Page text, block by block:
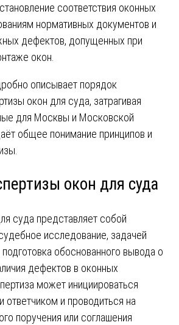
соответствия оконных
нормативных документов и
дефектов, допущенных при
окон.
описывает порядок
окон для суда, затрагивая
для Москвы и Московской
общее понимание принципов и
окон для суда
суда представляет собой
исследование, задачей
подготовка обоснованного вывода о
дефектов в оконных
может инициироваться
ответчиком и проводиться на
поручения или соглашения